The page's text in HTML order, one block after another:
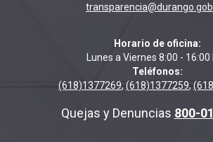
Horario de oficina:
Lunes a Viernes 8:00 - 16:00
Teléfonos:
(618)1377269, (618)1377259,
Quejas y Denuncias 800-